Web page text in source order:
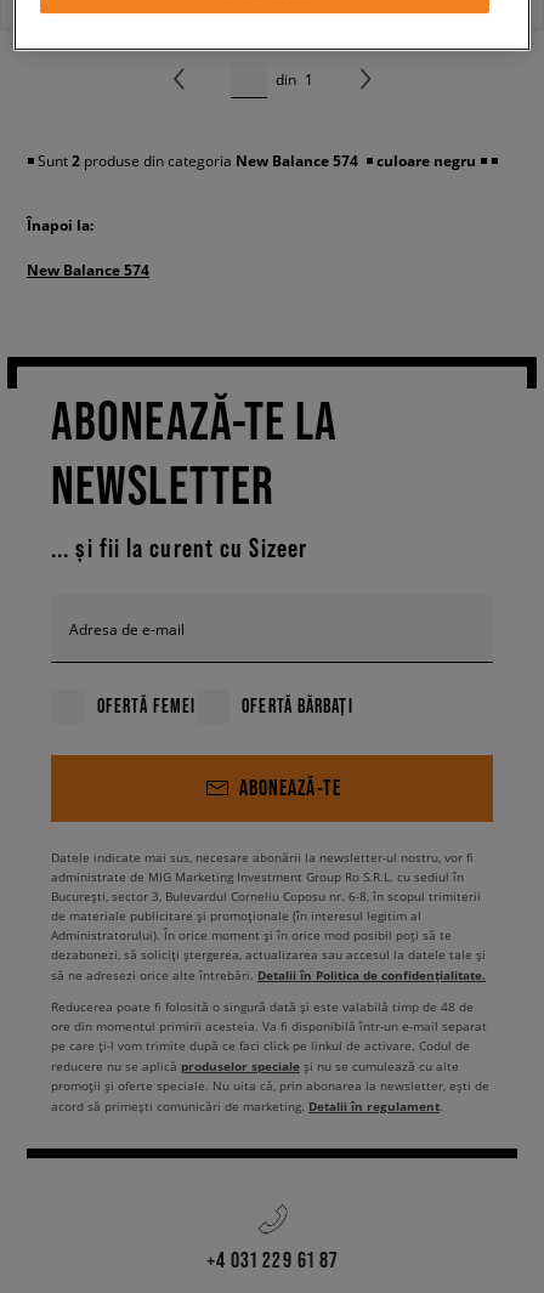
din 1
◾️ Sunt2 produse din categoria New Balance 574 ◾️culoare negru ◾️ ◾️
Înapoi la:
New Balance 574
ABONEAZĂ-TE LA
NEWSLETTER
... și fii la curent cu Sizeer
Adresa de e-mail
OFERTĂ FEMEI OFERTĂ BĂRBAȚI
ABONEAZĂ-TE
Datele indicate mai sus, necesare abonării la newsletter-ul nostru, vor fi
administrate de MIG Marketing Investment Group Ro S.R.L. cu sediul în
București, sector 3, Bulevardul Corneliu Coposu nr. 6-8, în scopul trimiterii
de materiale publicitare și promoționale (în interesul legitim al
Administratorului). În orice moment și în orice mod posibil poți să te
dezabonezi, să soliciți ștergerea, actualizarea sau accesul la datele tale și
să ne adresezi orice alte întrebări. Detalii în Politica de confidențialitate.
Reducerea poate fi folosită o singură dată și este valabilă timp de 48 de
ore din momentul primirii acesteia. Va fi disponibilă într-un e-mail separat
pe care ți-l vom trimite după ce faci click pe linkul de activare. Codul de
reducere nu se aplică produselor speciale și nu se cumulează cu alte
promoții și oferte speciale. Nu uita că, prin abonarea la newsletter, ești de
acord să primești comunicări de marketing. Detalii în regulament
+4 031 229 61 87